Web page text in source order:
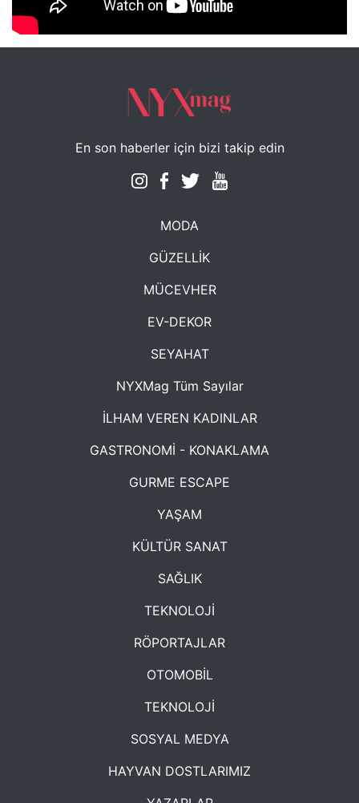
NYXmag 2. Yaş Kutlama Etkinliği
En son haberler için bizi takip edin
MODA
GÜZELLİK
MÜCEVHER
EV-DEKOR
SEYAHAT
NYXMag Tüm Sayılar
İLHAM VEREN KADINLAR
GASTRONOMİ - KONAKLAMA
GURME ESCAPE
YAŞAM
KÜLTÜR SANAT
SAĞLIK
TEKNOLOJİ
RÖPORTAJLAR
OTOMOBİL
TEKNOLOJİ
SOSYAL MEDYA
HAYVAN DOSTLARIMIZ